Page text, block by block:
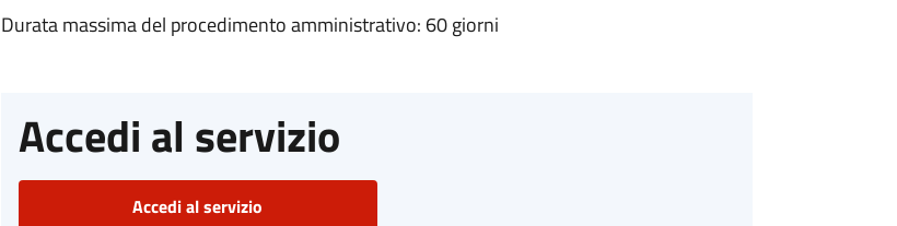
Durata massima del procedimento amministrativo: 60 giorni
Accedi al servizio
Accedi al servizio